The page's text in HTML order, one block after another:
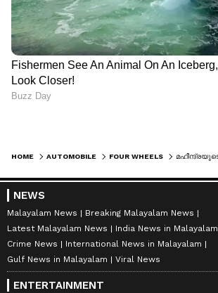
HOME AUTOMOBILE FOUR WHEELS
NEWS
Malayalam News
Breaking Malayalam News
Latest Malayalam News
India News in Malayalam
Crime News
International News in Malayalam
Gulf News in Malayalam
Viral News
ENTERTAINMENT